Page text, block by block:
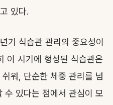
있다.
기 식습관 관리의 중요성이
이 시기에 형성된 식습관은
워, 단순한 체중 관리를 넘
수 있다는 점에서 관심이 모